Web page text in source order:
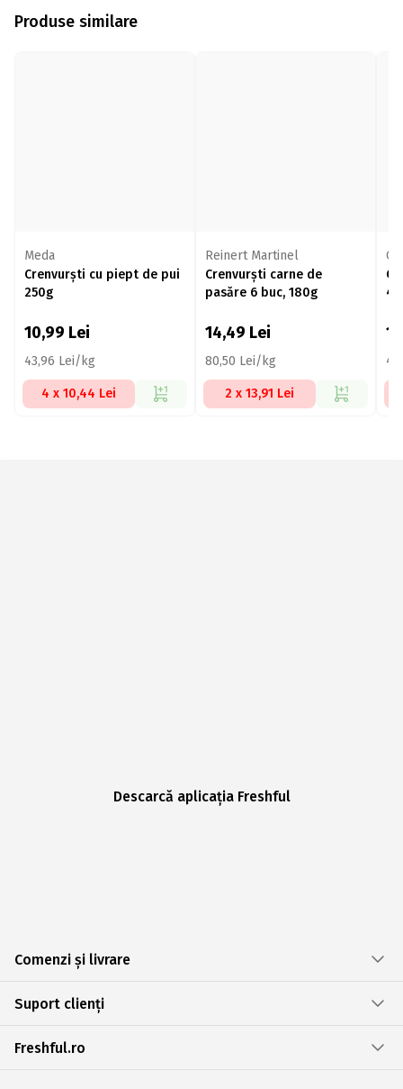
Produse similare
Meda
Crenvurști cu piept de pui
250g
10,99 Lei
43,96 Lei/kg
4 x 10,44 Lei
Reinert Martinel
Crenvurști carne de
pasăre 6 buc, 180g
14,49 Lei
80,50 Lei/kg
2 x 13,91 Lei
Descarcă aplicația Freshful
Comenzi și livrare
Suport clienți
Freshful.ro